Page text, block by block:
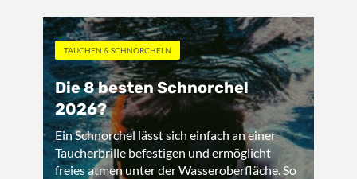
TAUCHEN & SCHNORCHELN
Die 8 besten Schnorchel
2026?
Ein Schnorchel lässt sich einfach an einer
Taucherbrille befestigen und ermöglicht
freies atmen unter der Wasseroberfläche. So